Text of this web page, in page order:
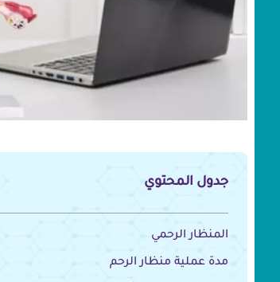
جدول المحتوي
المنظار الرحمي
مدة عملية منظار الرحم